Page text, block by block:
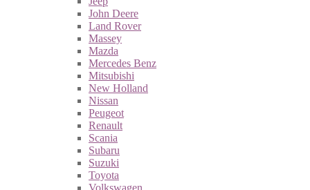
John Deere
Land Rover
Massey
Mazda
Mercedes Benz
Mitsubishi
New Holland
Nissan
Peugeot
Renault
Scania
Subaru
Suzuki
Toyota
Volkswagen